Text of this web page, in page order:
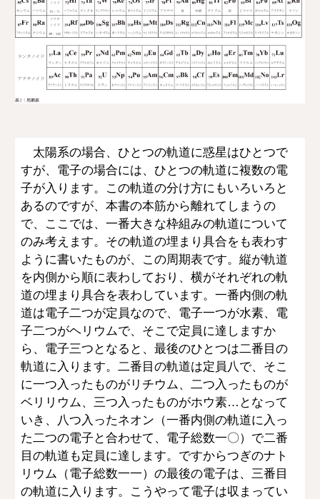
太陽系の場合、ひとつの軌道に惑星はひとつで
すが、電子の場合には、ひとつの軌道に複数の電
子が入ります。この軌道の分け方にもいろいろと
あるのですが、本書の本筋から離れてしまうの
で、ここでは、一番大きな枠組みの軌道について
のみ考えます。その軌道の埋まり具合をも表わす
ように書いたものが、この周期表です。縦が軌道
を内側から順に表わしており、横がそれぞれの軌
道の埋まり具合を表わしています。一番内側の軌
道は電子二つが定員なので、電子一つが水素、電
子二つがヘリウムで、そこで定員に達しますか
ら、電子三つとなると、最後のひとつは二番目の
軌道に入ります。二番目の軌道は定員八で、そこ
に一つ入ったものがリチウム、二つ入ったものが
ベリリウム、三つ入ったものがホウ素…となって
いき、八つ入ったネオン（一番内側の軌道に入っ
た二つの電子と合わせて、電子総数一〇）で二番
目の軌道も定員に達します。ですからつぎのナト
リウム（電子総数一一）の最後の電子は、三番目
の軌道に入ります。こうやって電子は収まってい